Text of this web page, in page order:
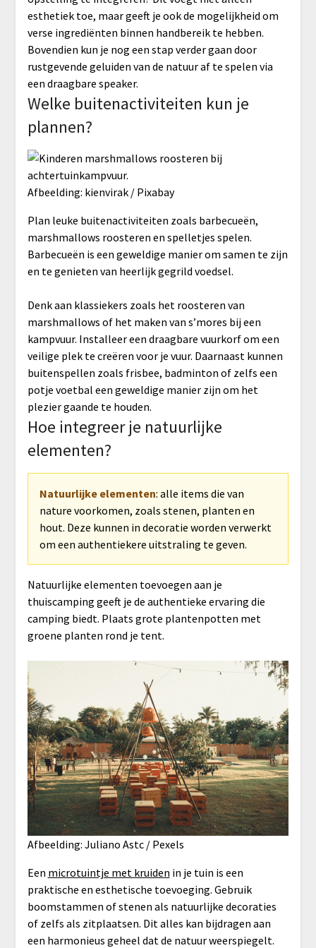
esthetiek toe, maar geeft je ook de mogelijkheid om
verse ingrediënten binnen handbereik te hebben.
Bovendien kun je nog een stap verder gaan door
rustgevende geluiden van de natuur af te spelen via
een draagbare speaker.
Welke buitenactiviteiten kun je
plannen?
Afbeelding: kienvirak / Pixabay
Plan leuke buitenactiviteiten zoals barbecueën,
marshmallows roosteren en spelletjes spelen.
Barbecueën is een geweldige manier om samen te zijn
en te genieten van heerlijk gegrild voedsel.
Denk aan klassiekers zoals het roosteren van
marshmallows of het maken van s’mores bij een
kampvuur. Installeer een draagbare vuurkorf om een
veilige plek te creëren voor je vuur. Daarnaast kunnen
buitenspellen zoals frisbee, badminton of zelfs een
potje voetbal een geweldige manier zijn om het
plezier gaande te houden.
Hoe integreer je natuurlijke
elementen?
Natuurlijke elementen: alle items die van
nature voorkomen, zoals stenen, planten en
hout. Deze kunnen in decoratie worden verwerkt
om een authentiekere uitstraling te geven.
Natuurlijke elementen toevoegen aan je
thuiscamping geeft je de authentieke ervaring die
camping biedt. Plaats grote plantenpotten met
groene planten rond je tent.
Afbeelding: Juliano Astc / Pexels
Een microtuintje met kruiden in je tuin is een
praktische en esthetische toevoeging. Gebruik
boomstammen of stenen als natuurlijke decoraties
of zelfs als zitplaatsen. Dit alles kan bijdragen aan
een harmonieus geheel dat de natuur weerspiegelt.